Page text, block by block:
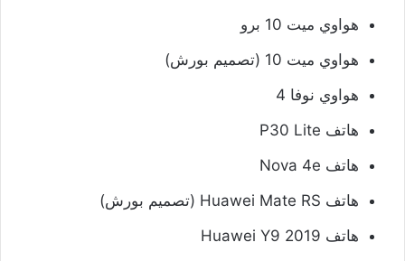
هواوي ميت 10 برو
هواوي ميت 10 (تصميم بورش)
هواوي نوفا 4
هاتف P30 Lite
هاتف Nova 4e
هاتف Huawei Mate RS (تصميم بورش)
هاتف Huawei Y9 2019